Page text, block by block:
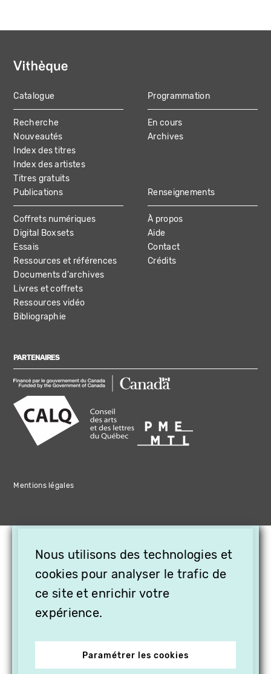
MAIN
NAVIGATION
Catalogue
Recherche
Nouveautés
Index des titres
Index des artistes
Titres gratuits
Programmation
En cours
Archives
Publications
Coffrets numériques
Digital Boxsets
Essais
Ressources et références
Documents d'archives
Livres et coffrets
Ressources vidéo
Bibliographie
Renseignements
À propos
Aide
Contact
Crédits
PARTENAIRES
Mentions légales
Nous utilisons des technologies et
cookies pour analyser le trafic de
ce site et enrichir votre
expérience.
Paramétrer les cookies
OFFREZ LA VIDÉO EN
CADEAU, ABONNEZ VOS
PROCHES À VITHÈQUE !